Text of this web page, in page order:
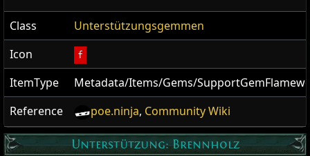
Class
Unterstützungsgemmen
Icon
f
ItemType
Metadata/Items/Gems/
Reference
poe.ninja, Community Wiki
Unterstützung: Brennholz